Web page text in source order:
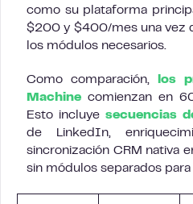
como su plataforma
$200 y $400/mes una vez
los módulos necesarios.
Como comparación,
los
Machine comienzan en
Esto incluye secuencias
de LinkedIn,
sincronización CRM nativa
sin módulos separados para